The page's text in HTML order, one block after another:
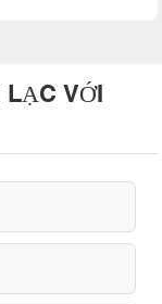
VỚI